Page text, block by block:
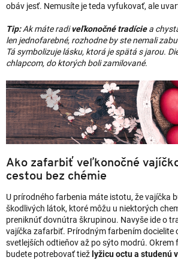
obáv jesť. Nemusíte je teda vyfukovať, ale
Tip:Ak máte radiveľkonočné tradíciea
len jednofarebné, rozhodne by ste nemali
Tá symbolizuje lásku, ktorá je spätá s jarou.
chlapcom, do ktorých boli zamilované.
Ako zafarbiť veľkonočné
cestou bez chémie
U prírodného farbenia máte istotu, že vajíčka
škodlivých látok, ktoré môžu u niektorých
preniknúť dovnútra škrupinou. Navyše ide o
vajíčka zafarbiť. Prírodným farbením docielite
svetlejších odtieňov až po sýto modrú. Okrem
budete potrebovať tiež lyžicu octu a studenú